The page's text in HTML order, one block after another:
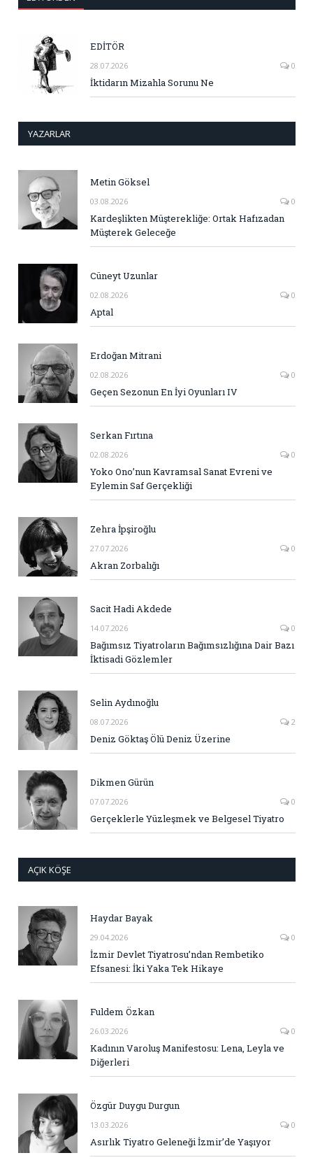
EDİTÖR
28.07.2026 0
İktidarın Mizahla Sorunu Ne
YAZARLAR
Metin Göksel
03.08.2026 0
Kardeşlikten Müşterekliğe: Ortak Hafızadan
Müşterek Geleceğe
Cüneyt Uzunlar
02.08.2026 0
Aptal
Erdoğan Mitrani
02.08.2026 0
Geçen Sezonun En İyi Oyunları IV
Serkan Fırtına
02.08.2026 0
Yoko Ono’nun Kavramsal Sanat Evreni ve
Eylemin Saf Gerçekliği
Zehra İpşiroğlu
27.07.2026 0
Akran Zorbalığı
Sacit Hadi Akdede
14.07.2026 0
Bağımsız Tiyatroların Bağımsızlığına Dair Bazı
İktisadi Gözlemler
Selin Aydınoğlu
08.07.2026 2
Deniz Göktaş Ölü Deniz Üzerine
Dikmen Gürün
07.07.2026 0
Gerçeklerle Yüzleşmek ve Belgesel Tiyatro
AÇIK KÖŞE
Haydar Bayak
29.04.2026 0
İzmir Devlet Tiyatrosu’ndan Rembetiko
Efsanesi: İki Yaka Tek Hikaye
Fuldem Özkan
26.03.2026 0
Kadının Varoluş Manifestosu: Lena, Leyla ve
Diğerleri
Özgür Duygu Durgun
13.03.2026 0
Asırlık Tiyatro Geleneği İzmir’de Yaşıyor